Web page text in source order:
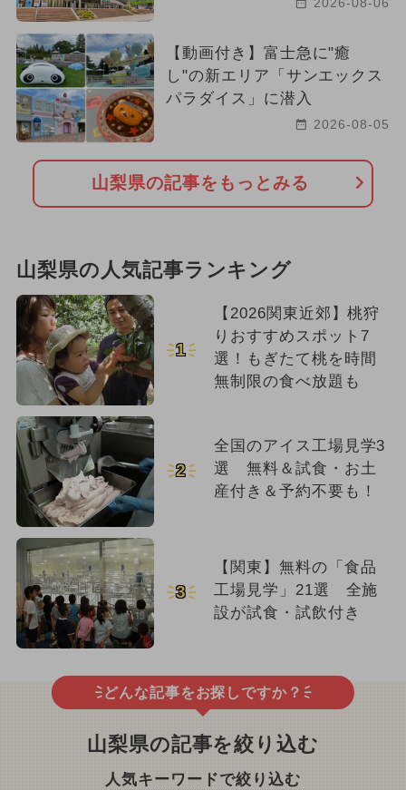
【動画付き】富士急に"癒
し"の新エリア「サンエックス
パラダイス」に潜入
2026-08-05
山梨県の記事をもっとみる
山梨県の人気記事ランキング
1
【2026関東近郊】桃狩
りおすすめスポット7
選！もぎたて桃を時間
無制限の食べ放題も
2
全国のアイス工場見学3
選 無料＆試食・お土
産付き＆予約不要も！
3
【関東】無料の「食品
工場見学」21選 全施
設が試食・試飲付き
どんな記事をお探しですか？
山梨県の記事を絞り込む
人気キーワードで絞り込む